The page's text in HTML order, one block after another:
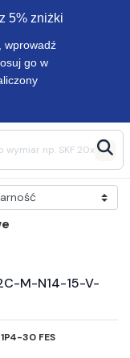
5% zniżki
wprowadź
go w
M-N14-15-V-
30 FES